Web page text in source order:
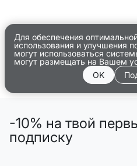
Для обеспечения
использования и улучшения
могут использоваться
могут размещать на Вашем
OK
-10% на твой
подписку